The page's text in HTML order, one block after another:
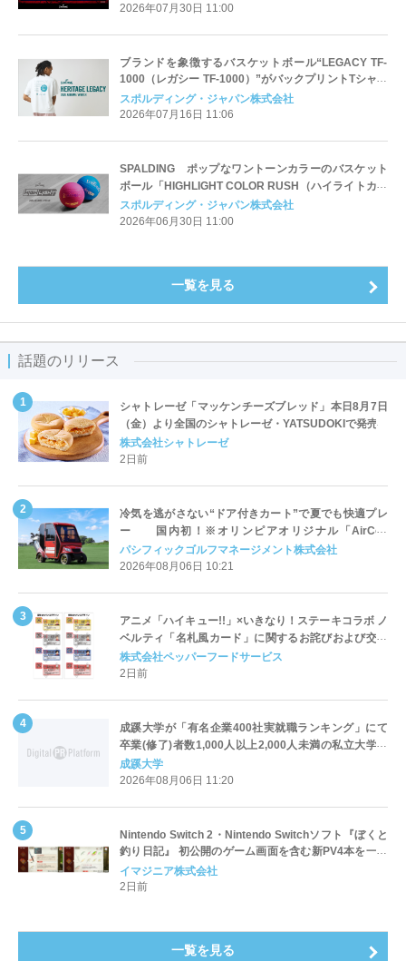
2026年07月30日 11:00
ブランドを象徴するバスケットボール“LEGACY TF-
1000（レガシー TF-1000）”がバックプリントTシャツ
として初登場
スポルディング・ジャパン株式会社
2026年07月16日 11:06
SPALDING ポップなワントーンカラーのバスケット
ボール「HIGHLIGHT COLOR RUSH（ハイライトカラ
ーラッシュ）」が登場
スポルディング・ジャパン株式会社
2026年06月30日 11:00
一覧を見る
話題のリリース
シャトレーゼ「マッケンチーズブレッド」本日8月7日
（金）より全国のシャトレーゼ・YATSUDOKIで発売
株式会社シャトレーゼ
2日前
冷気を逃がさない“ドア付きカート”で夏でも快適プレ
ー 国内初！※オリンピアオリジナル「AirCon
Cart（エアコンカート）」導入 | ＰＧＭ
パシフィックゴルフマネージメント株式会社
2026年08月06日 10:21
アニメ「ハイキュー!!」×いきなり！ステーキコラボ ノ
ベルティ「名札風カード」に関するお詫びおよび交換
対応についてのご案内
株式会社ペッパーフードサービス
2日前
成蹊大学が「有名企業400社実就職ランキング」にて
卒業(修了)者数1,000人以上2,000人未満の私立大学で
全国第1位を獲得！～実就職率は26.5%（前年比＋
4.3pt）に伸長、東京の私立大学でも10位にランクイン
成蹊大学
2026年08月06日 11:20
Nintendo Switch 2・Nintendo Switchソフト『ぼくと
釣り日記』 初公開のゲーム画面を含む新PV4本を一挙
公開！
イマジニア株式会社
2日前
一覧を見る